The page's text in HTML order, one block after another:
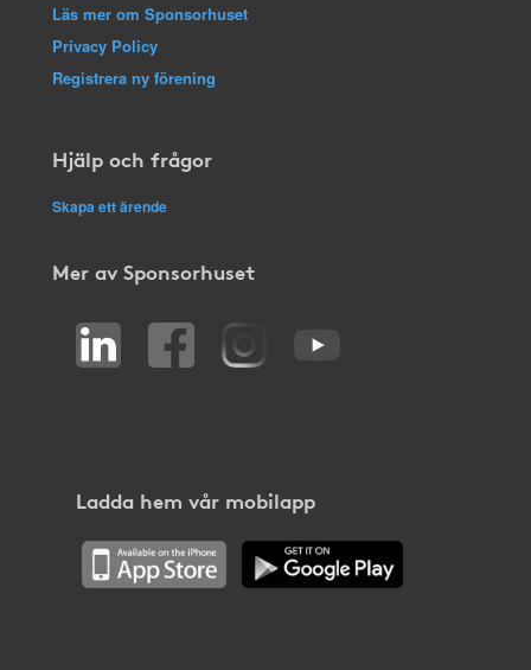
Läs mer om Sponsorhuset
Privacy Policy
Registrera ny förening
Hjälp och frågor
Skapa ett ärende
Mer av Sponsorhuset
Ladda hem vår mobilapp